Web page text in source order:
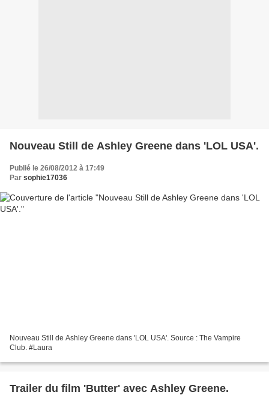
Nouveau Still de Ashley Greene dans 'LOL USA'.
Publié le 26/08/2012 à 17:49
Par sophie17036
Nouveau Still de Ashley Greene dans 'LOL USA'. Source : The Vampire
Club. #Laura
Trailer du film 'Butter' avec Ashley Greene.